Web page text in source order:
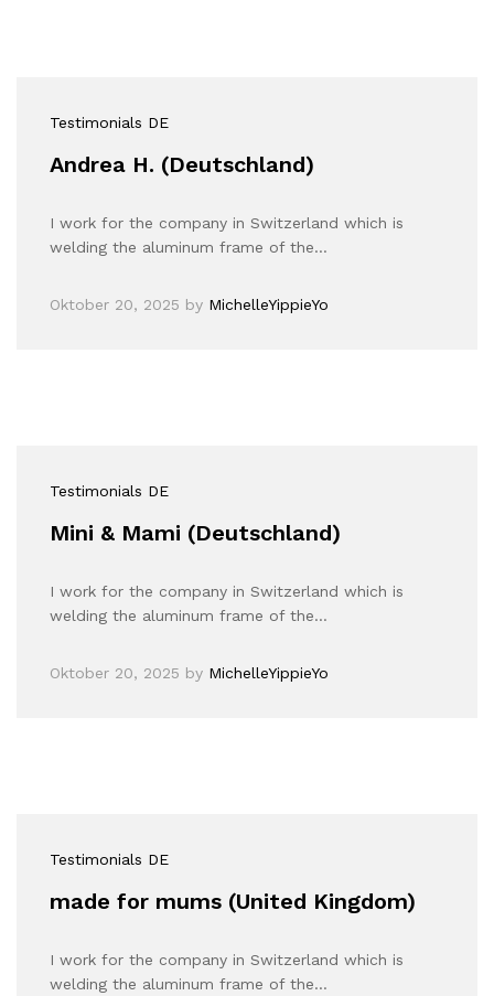
Testimonials DE
Andrea H. (Deutschland)
I work for the company in Switzerland which is
welding the aluminum frame of the…
Oktober 20, 2025 by MichelleYippieYo
Testimonials DE
Mini & Mami (Deutschland)
I work for the company in Switzerland which is
welding the aluminum frame of the…
Oktober 20, 2025 by MichelleYippieYo
Testimonials DE
made for mums (United Kingdom)
I work for the company in Switzerland which is
welding the aluminum frame of the…